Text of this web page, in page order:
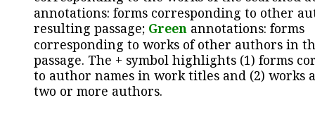
annotations: forms corresponding to other
resulting passage; Green annotations: forms
corresponding to works of other authors in
passage. The + symbol highlights (1) forms
to author names in work titles and (2) works
two or more authors.